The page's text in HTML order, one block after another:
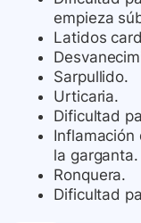
empieza
Latidos
Sarpullido.
Urticaria.
Dificultad
Inflamación
la garganta.
Ronquera.
Dificultad